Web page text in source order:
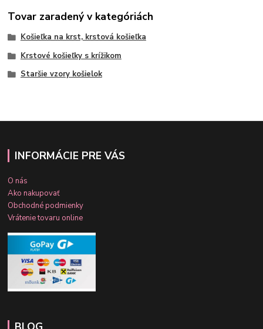
Tovar zaradený v kategóriách
Košieľka na krst, krstová košieľka
Krstové košieľky s krížikom
Staršie vzory košielok
INFORMÁCIE PRE VÁS
O nás
Ako nakupovať
Obchodné podmienky
Vrátenie tovaru online